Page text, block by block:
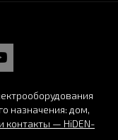
назначения: дом,
контакты — HiDEN-